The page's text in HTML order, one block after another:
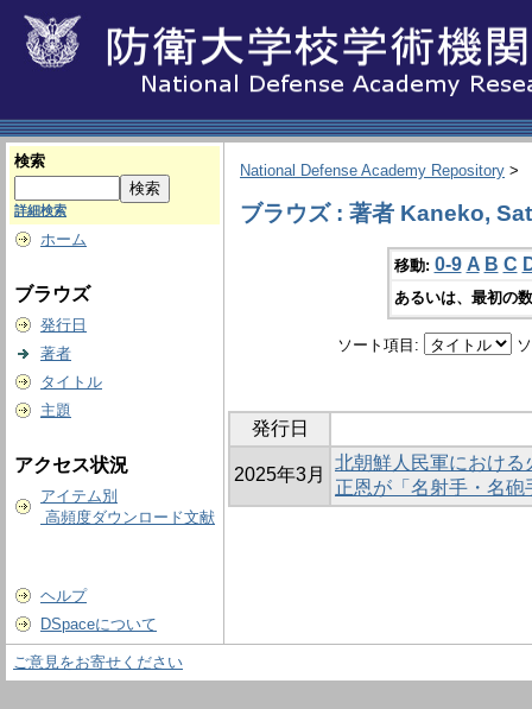
検索
詳細検索
ホーム
ブラウズ
発行日
著者
タイトル
主題
アクセス状況
アイテム別
高頻度ダウンロード文献
ヘルプ
DSpaceについて
National Defense Academy Repository >
ブラウズ : 著者 Kaneko,
移動: 0-9 A B C
あるいは、最初の
ソート項目:
発行日
2025年3月
北朝鮮人民軍におけ
正恩が「名射手・名
ご意見をお寄せください